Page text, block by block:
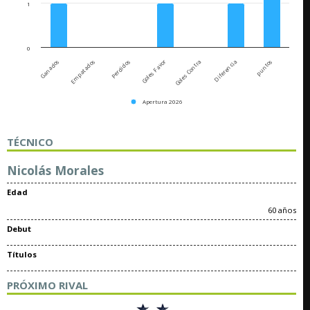
Apertura 2026
Ganados Empatados Perdidos Goles Favor Goles Contra Diferencia puntos
0
1
TÉCNICO
Nicolás Morales
Edad
60 años
Debut
Títulos
PRÓXIMO RIVAL